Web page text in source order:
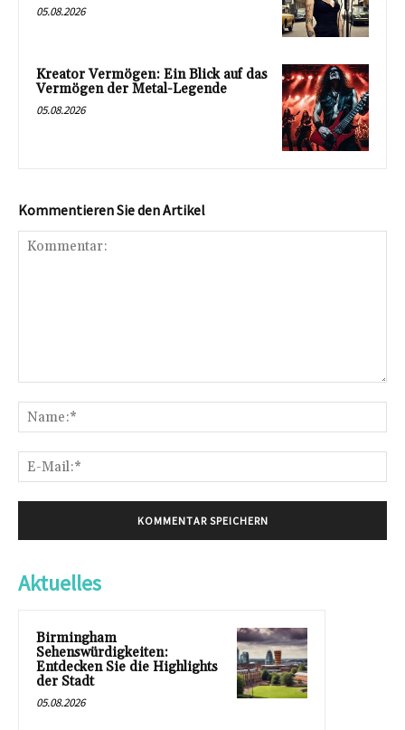
05.08.2026
Kreator Vermögen: Ein Blick auf das
Vermögen der Metal-Legende
05.08.2026
Kommentieren Sie den Artikel
Aktuelles
Birmingham
Sehenswürdigkeiten:
Entdecken Sie die Highlights
der Stadt
05.08.2026